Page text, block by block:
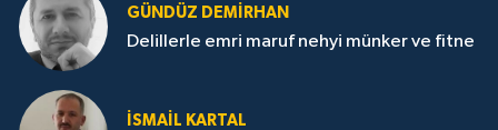
GÜNDÜZ DEMIRHAN
Delillerle emri maruf nehyi münker ve fitne
İSMAIL KARTAL